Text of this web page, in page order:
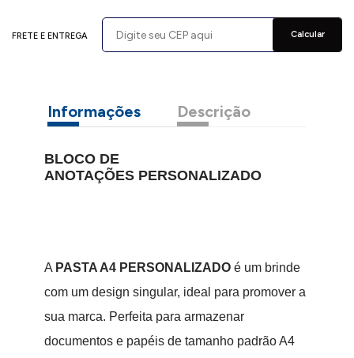
FRETE E ENTREGA Calcular
Informações Descrição
BLOCO DE
ANOTAÇÕES PERSONALIZADO
A PASTA A4 PERSONALIZADOé um brinde
com um design singular, ideal para promover a
sua marca. Perfeita para armazenar
documentos e papéis de tamanho padrão A4